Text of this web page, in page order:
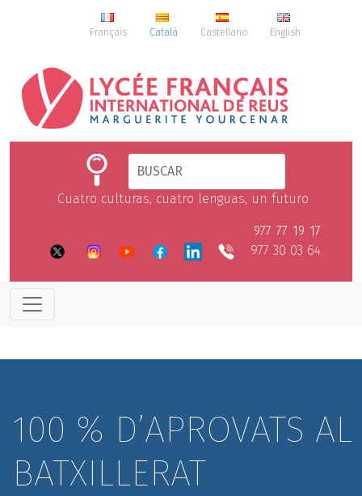
Français Català Castellano English
Cuatro culturas, cuatro lenguas, un futuro
977 77 19 17
977 30 03 64
100 % D’APROVATS AL
BATXILLERAT